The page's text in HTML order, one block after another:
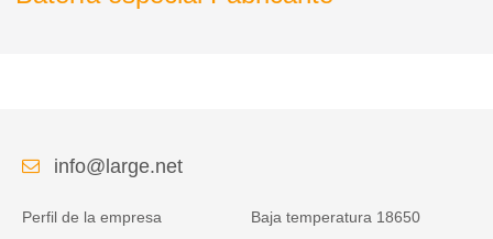
info@large.net
Perfil de la empresa
Baja temperatura 18650